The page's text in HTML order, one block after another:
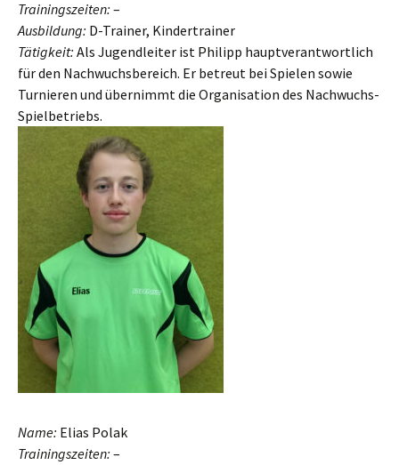
Trainingszeiten: –
Ausbildung: D-Trainer, Kindertrainer
Tätigkeit: Als Jugendleiter ist Philipp hauptverantwortlich
für den Nachwuchsbereich. Er betreut bei Spielen sowie
Turnieren und übernimmt die Organisation des Nachwuchs-
Spielbetriebs.
Name: Elias Polak
Trainingszeiten: –